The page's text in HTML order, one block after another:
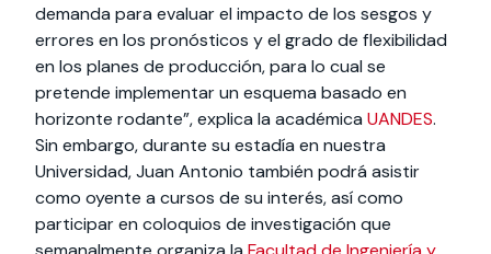
demanda para evaluar el impacto de los sesgos y
errores en los pronósticos y el grado de flexibilidad
en los planes de producción, para lo cual se
pretende implementar un esquema basado en
horizonte rodante”, explica la académica UANDES.
Sin embargo, durante su estadía en nuestra
Universidad, Juan Antonio también podrá asistir
como oyente a cursos de su interés, así como
participar en coloquios de investigación que